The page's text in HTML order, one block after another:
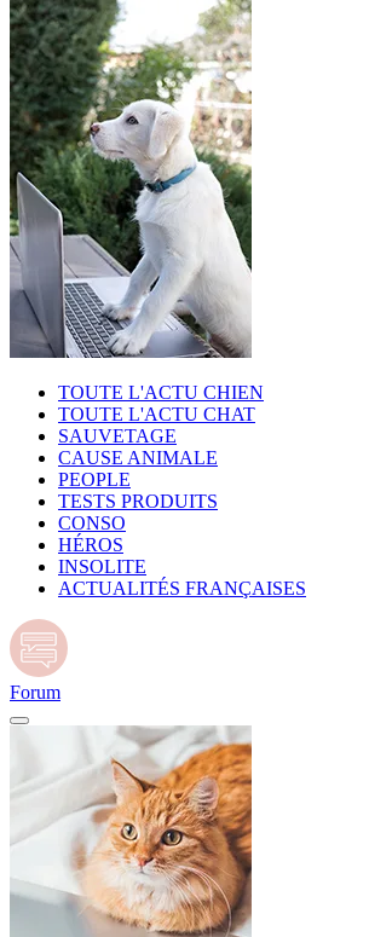
TOUTE L'ACTU CHIEN
TOUTE L'ACTU CHAT
SAUVETAGE
CAUSE ANIMALE
PEOPLE
TESTS PRODUITS
CONSO
HÉROS
INSOLITE
ACTUALITÉS FRANÇAISES
Forum